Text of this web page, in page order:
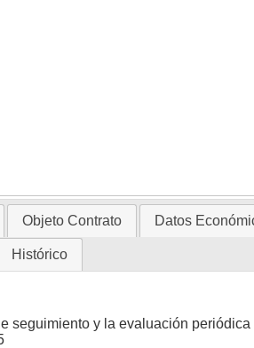
Objeto Contrato Datos
Histórico
seguimiento y la evaluación